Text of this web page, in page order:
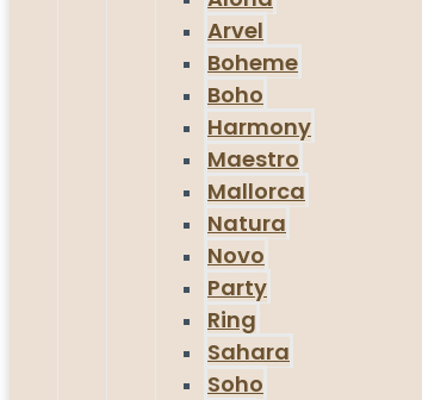
Arvel
Boheme
Boho
Harmony
Maestro
Mallorca
Natura
Novo
Party
Ring
Sahara
Soho